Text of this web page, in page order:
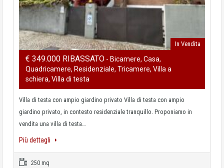
In Vendita
€ 349.000 RIBASSATO - Bicamere, Casa,
Quadricamere, Residenziale, Tricamere, Villa a
schiera, Villa di testa
Villa di testa con ampio giardino privato Villa di testa con ampio
giardino privato, in contesto residenziale tranquillo. Proponiamo in
vendita una villa di testa…
Più dettagli
250 mq